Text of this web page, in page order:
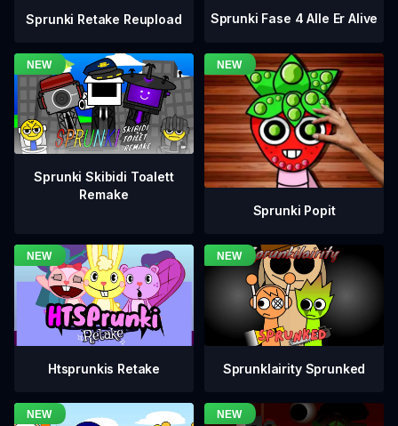
Sprunki Retake Reupload Sprunki Fase 4 Alle Er Alive
Sprunki Skibidi Toalett
Remake
Sprunki Popit
Htsprunkis Retake Sprunklairity Sprunked